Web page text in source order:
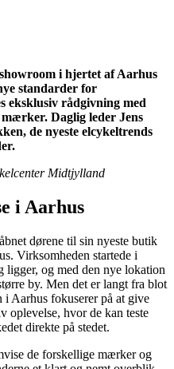
i hjertet af Aarhus
standarder for
eksklusiv rådgivning med
Daglig leder Jens
de nyeste elcykeltrends
Midtjylland
i Aarhus
dørene til sin nyeste butik
Virksomheden startede i
ligger, og med den nye lokation
by. Men det er langt fra blot
Aarhus fokuserer på at give
oplevelse, hvor de kan teste
direkte på stedet.
de forskellige mærker og